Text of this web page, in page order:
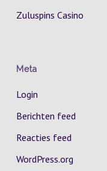
Zuluspins Casino
Meta
Login
Berichten feed
Reacties feed
WordPress.org